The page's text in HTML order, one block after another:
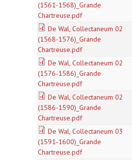
(1561-1568)_Grande
Chartreuse.pdf
De Wal, Collectaneum 02
(1568-1576)_Grande
Chartreuse.pdf
De Wal, Collectaneum 02
(1576-1586)_Grande
Chartreuse.pdf
De Wal, Collectaneum 02
(1586-1590)_Grande
Chartreuse.pdf
De Wal, Collectaneum 03
(1591-1600)_Grande
Chartreuse.pdf